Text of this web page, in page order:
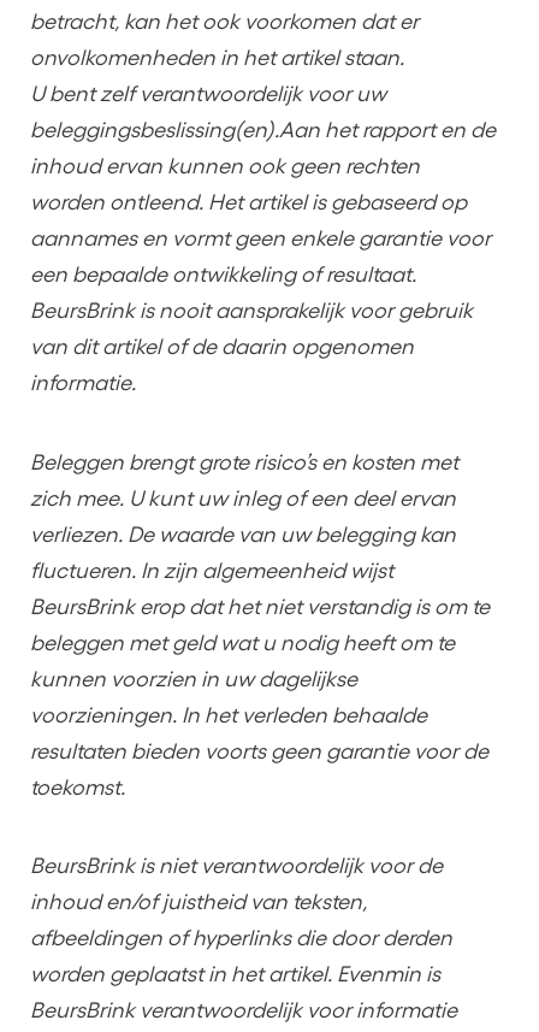
betracht, kan het ook voorkomen dat er
onvolkomenheden in het artikel staan.
U bent zelf verantwoordelijk voor uw
beleggingsbeslissing(en).Aan het rapport en de
inhoud ervan kunnen ook geen rechten
worden ontleend. Het artikel is gebaseerd op
aannames en vormt geen enkele garantie voor
een bepaalde ontwikkeling of resultaat.
BeursBrink is nooit aansprakelijk voor gebruik
van dit artikel of de daarin opgenomen
informatie.
Beleggen brengt grote risico’s en kosten met
zich mee. U kunt uw inleg of een deel ervan
verliezen. De waarde van uw belegging kan
fluctueren. In zijn algemeenheid wijst
BeursBrink erop dat het niet verstandig is om te
beleggen met geld wat u nodig heeft om te
kunnen voorzien in uw dagelijkse
voorzieningen. In het verleden behaalde
resultaten bieden voorts geen garantie voor de
toekomst.
BeursBrink is niet verantwoordelijk voor de
inhoud en/of juistheid van teksten,
afbeeldingen of hyperlinks die door derden
worden geplaatst in het artikel. Evenmin is
BeursBrink verantwoordelijk voor informatie